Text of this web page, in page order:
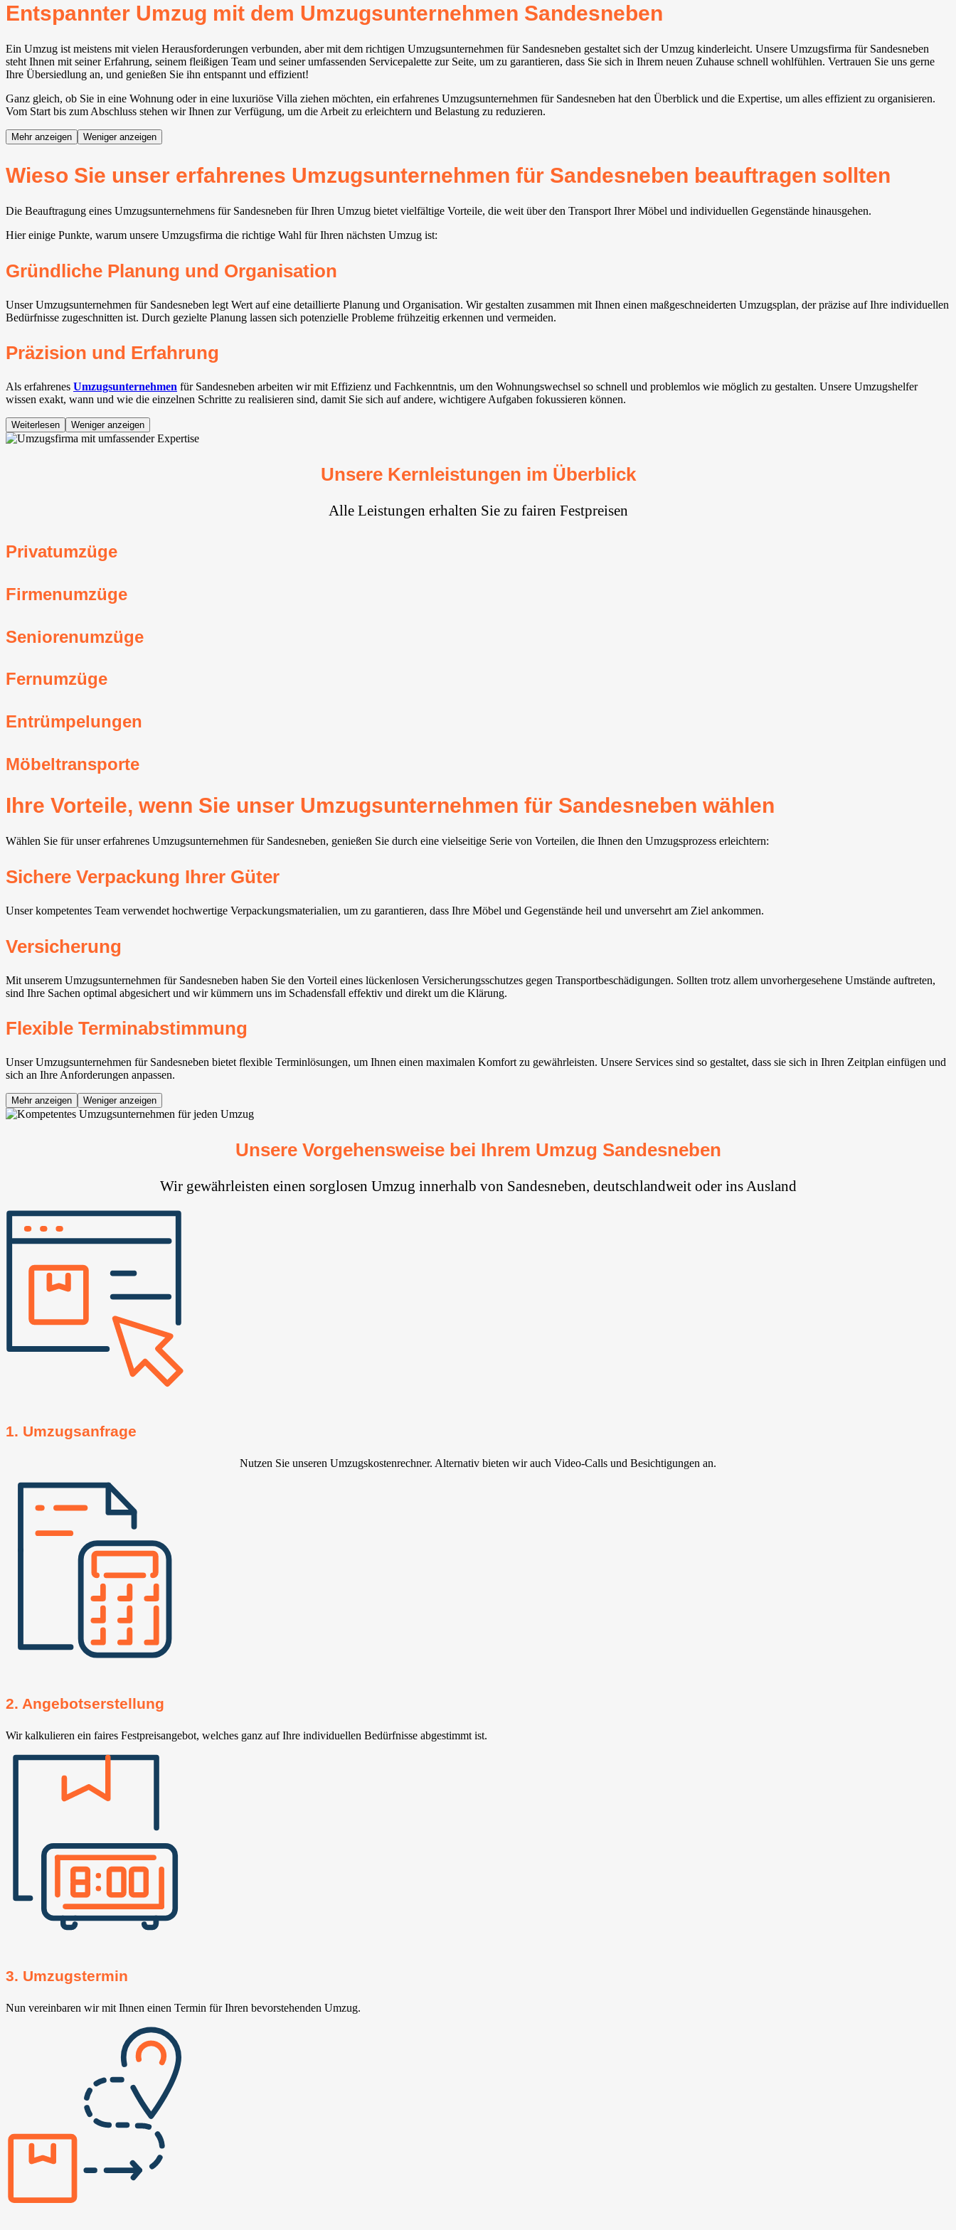
Entspannter Umzug mit dem Umzugsunternehmen Sandesneben
Ein Umzug ist meistens mit vielen Herausforderungen verbunden, aber mit dem richtigen Umzugsunternehmen für Sandesneben gestaltet sich der Umzug kinderleicht. Unsere Umzugsfirma für Sandesneben
steht Ihnen mit seiner Erfahrung, seinem fleißigen Team und seiner umfassenden Servicepalette zur Seite, um zu garantieren, dass Sie sich in Ihrem neuen Zuhause schnell wohlfühlen. Vertrauen Sie uns gerne
Ihre Übersiedlung an, und genießen Sie ihn entspannt und effizient!
Ganz gleich, ob Sie in eine Wohnung oder in eine luxuriöse Villa ziehen möchten, ein erfahrenes Umzugsunternehmen für Sandesneben hat den Überblick und die Expertise, um alles effizient zu organisieren.
Vom Start bis zum Abschluss stehen wir Ihnen zur Verfügung, um die Arbeit zu erleichtern und Belastung zu reduzieren.
Mehr anzeigen Weniger anzeigen
Wieso Sie unser erfahrenes Umzugsunternehmen für Sandesneben beauftragen sollten
Die Beauftragung eines Umzugsunternehmens für Sandesneben für Ihren Umzug bietet vielfältige Vorteile, die weit über den Transport Ihrer Möbel und individuellen Gegenstände hinausgehen.
Hier einige Punkte, warum unsere Umzugsfirma die richtige Wahl für Ihren nächsten Umzug ist:
Gründliche Planung und Organisation
Unser Umzugsunternehmen für Sandesneben legt Wert auf eine detaillierte Planung und Organisation. Wir gestalten zusammen mit Ihnen einen maßgeschneiderten Umzugsplan, der präzise auf Ihre individuellen
Bedürfnisse zugeschnitten ist. Durch gezielte Planung lassen sich potenzielle Probleme frühzeitig erkennen und vermeiden.
Präzision und Erfahrung
Als erfahrenes Umzugsunternehmen für Sandesneben arbeiten wir mit Effizienz und Fachkenntnis, um den Wohnungswechsel so schnell und problemlos wie möglich zu gestalten. Unsere Umzugshelfer
wissen exakt, wann und wie die einzelnen Schritte zu realisieren sind, damit Sie sich auf andere, wichtigere Aufgaben fokussieren können.
Weiterlesen Weniger anzeigen
Unsere Kernleistungen im Überblick
Alle Leistungen erhalten Sie zu fairen Festpreisen
Privatumzüge
Firmenumzüge
Seniorenumzüge
Fernumzüge
Entrümpelungen
Möbeltransporte
Ihre Vorteile, wenn Sie unser Umzugsunternehmen für Sandesneben wählen
Wählen Sie für unser erfahrenes Umzugsunternehmen für Sandesneben, genießen Sie durch eine vielseitige Serie von Vorteilen, die Ihnen den Umzugsprozess erleichtern:
Sichere Verpackung Ihrer Güter
Unser kompetentes Team verwendet hochwertige Verpackungsmaterialien, um zu garantieren, dass Ihre Möbel und Gegenstände heil und unversehrt am Ziel ankommen.
Versicherung
Mit unserem Umzugsunternehmen für Sandesneben haben Sie den Vorteil eines lückenlosen Versicherungsschutzes gegen Transportbeschädigungen. Sollten trotz allem unvorhergesehene Umstände auftreten,
sind Ihre Sachen optimal abgesichert und wir kümmern uns im Schadensfall effektiv und direkt um die Klärung.
Flexible Terminabstimmung
Unser Umzugsunternehmen für Sandesneben bietet flexible Terminlösungen, um Ihnen einen maximalen Komfort zu gewährleisten. Unsere Services sind so gestaltet, dass sie sich in Ihren Zeitplan einfügen und
sich an Ihre Anforderungen anpassen.
Mehr anzeigen Weniger anzeigen
Unsere Vorgehensweise bei Ihrem Umzug Sandesneben
Wir gewährleisten einen sorglosen Umzug innerhalb von Sandesneben, deutschlandweit oder ins Ausland
1. Umzugsanfrage
Nutzen Sie unseren Umzugskostenrechner. Alternativ bieten wir auch Video-Calls und Besichtigungen an.
2. Angebotserstellung
Wir kalkulieren ein faires Festpreisangebot, welches ganz auf Ihre individuellen Bedürfnisse abgestimmt ist.
3. Umzugstermin
Nun vereinbaren wir mit Ihnen einen Termin für Ihren bevorstehenden Umzug.